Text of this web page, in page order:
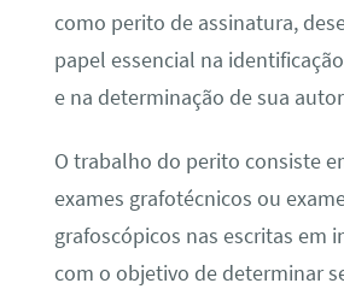
como perito de assinatura,
papel essencial na
e na determinação de sua
O trabalho do perito consiste
exames grafotécnicos ou
grafoscópicos nas escritas em
com o objetivo de determinar